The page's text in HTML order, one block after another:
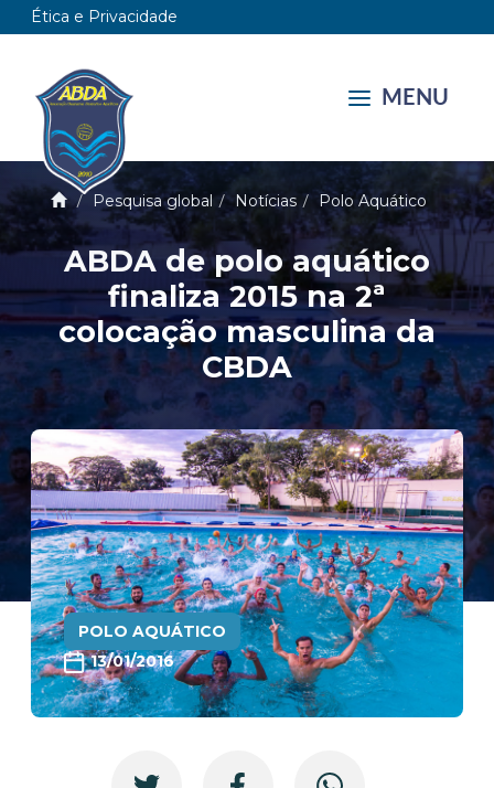
Ética e Privacidade
MENU
Pesquisa global Notícias Polo Aquático
ABDA de polo aquático
finaliza 2015 na 2ª
colocação masculina da
CBDA
POLO AQUÁTICO
13/01/2016